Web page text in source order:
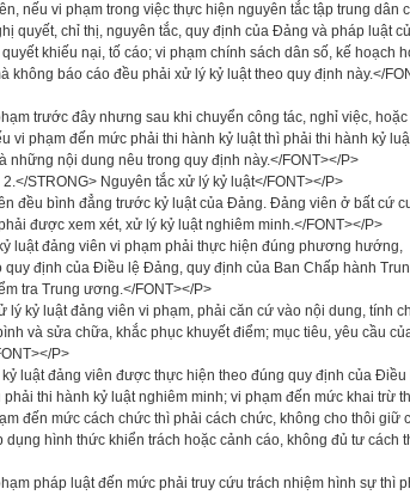
nếu vi phạm trong việc thực hiện nguyên tắc tập trung dân
quyết, chỉ thị, nguyên tắc, quy định của Đảng và pháp luật
khiếu nại, tố cáo; vi phạm chính sách dân số, kế hoạch
báo cáo đều phải xử lý kỷ luật theo quy định này.</
trước đây nhưng sau khi chuyển công tác, nghỉ việc,
vi phạm đến mức phải thi hành kỷ luật thì phải thi hành kỷ
nội dung nêu trong quy định này.</FONT></P>
STRONG> Nguyên tắc xử lý kỷ luật</FONT></P>
đều bình đẳng trước kỷ luật của Đảng. Đảng viên ở bất cứ
được xem xét, xử lý kỷ luật nghiêm minh.</FONT></P>
luật đảng viên vi phạm phải thực hiện đúng phương hướng,
định của Điều lệ Đảng, quy định của Ban Chấp hành
tra Trung ương.</FONT></P>
kỷ luật đảng viên vi phạm, phải căn cứ vào nội dung, tính
và sửa chữa, khắc phục khuyết điểm; mục tiêu, yêu cầu
P>
luật đảng viên được thực hiện theo đúng quy định của Điều
thi hành kỷ luật nghiêm minh; vi phạm đến mức khai trừ
đến mức cách chức thì phải cách chức, không cho thôi giữ
hình thức khiển trách hoặc cảnh cáo, không đủ tư cách
pháp luật đến mức phải truy cứu trách nhiệm hình sự thì